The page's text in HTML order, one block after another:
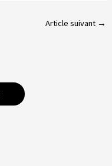
Article suivant →